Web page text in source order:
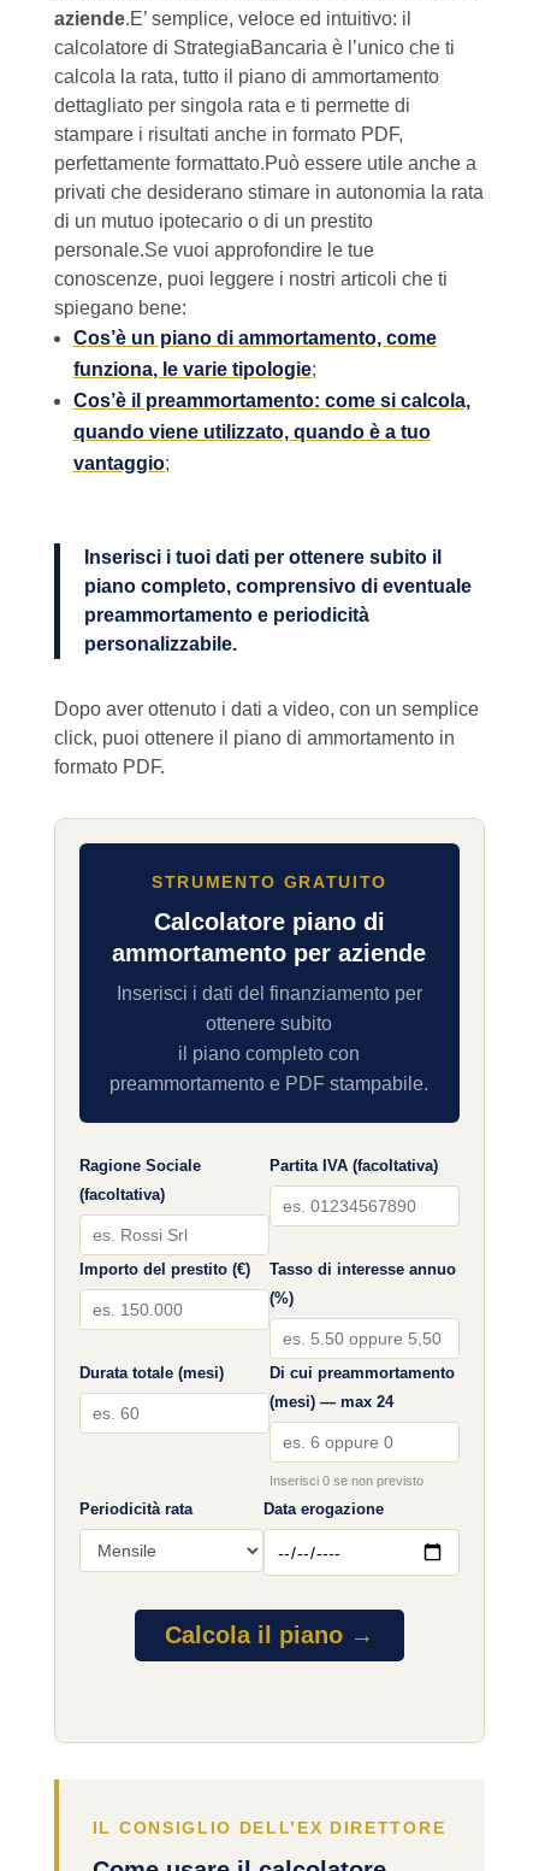
aziende.E’ semplice, veloce ed intuitivo: il
calcolatore di StrategiaBancaria è l’unico che ti
calcola la rata, tutto il piano di ammortamento
dettagliato per singola rata e ti permette di
stampare i risultati anche in formato PDF,
perfettamente formattato.Può essere utile anche a
privati che desiderano stimare in autonomia la rata
di un mutuo ipotecario o di un prestito
personale.Se vuoi approfondire le tue
conoscenze, puoi leggere i nostri articoli che ti
spiegano bene:
Cos’è un piano di ammortamento, come
funziona, le varie tipologie;
Cos’è il preammortamento: come si calcola,
quando viene utilizzato, quando è a tuo
vantaggio;
Inserisci i tuoi dati per ottenere subito il
piano completo, comprensivo di eventuale
preammortamento e periodicità
personalizzabile.
Dopo aver ottenuto i dati a video, con un semplice
click, puoi ottenere il piano di ammortamento in
formato PDF.
STRUMENTO GRATUITO
Calcolatore piano di
ammortamento per aziende
Inserisci i dati del finanziamento per
ottenere subito
il piano completo con
preammortamento e PDF stampabile.
Ragione Sociale
(facoltativa)
Partita IVA (facoltativa)
Importo del prestito (€)
Tasso di interesse annuo
(%)
Durata totale (mesi)
Di cui preammortamento
(mesi) — max 24
Inserisci 0 se non previsto
Periodicità rata Data erogazione
Calcola il piano →
IL CONSIGLIO DELL’EX DIRETTORE